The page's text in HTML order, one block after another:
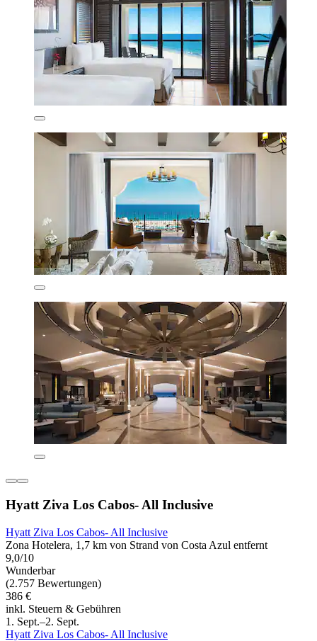
Hyatt Ziva Los Cabos- All Inclusive
Hyatt Ziva Los Cabos- All Inclusive
Zona Hotelera, 1,7 km von Strand von Costa Azul entfernt
9,0/10
Wunderbar
(2.757 Bewertungen)
386 €
inkl. Steuern & Gebühren
1. Sept.–2. Sept.
Hyatt Ziva Los Cabos- All Inclusive